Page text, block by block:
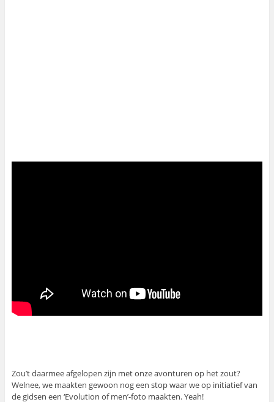
Zou’t daarmee afgelopen zijn met onze avonturen op het zout?
Welnee, we maakten gewoon nog een stop waar we op initiatief van
de gidsen een ‘Evolution of men’-foto maakten. Yeah!